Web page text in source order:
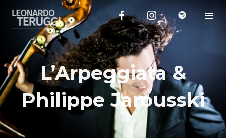
L’Arpeggiata &
Philippe Jarousski